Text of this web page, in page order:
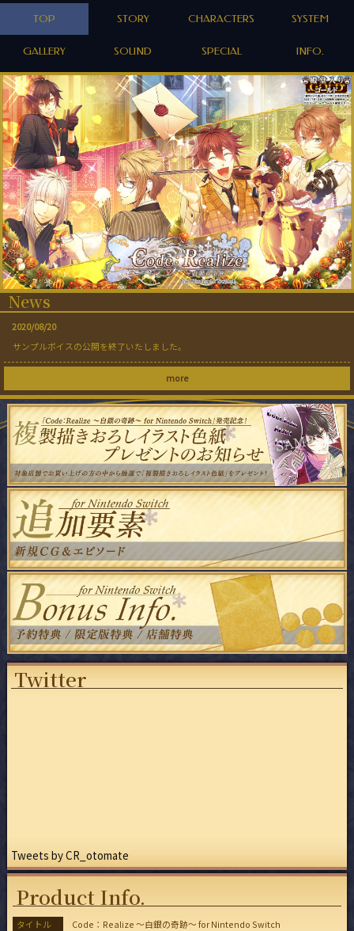
TOP STORY CHARACTERS SYSTEM
GALLERY SOUND SPECIAL INFO.
News
2020/08/20
サンプルボイスの公開を終了いたしました。
Twitter
Tweets by CR_otomate
Product Info.
タイトル Code：Realize ～白銀の奇跡～ for Nintendo Switch